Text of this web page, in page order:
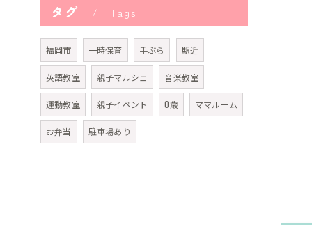
タグ Tags
福岡市 一時保育 手ぶら 駅近
英語教室 親子マルシェ 音楽教室
運動教室 親子イベント 0歳 ママルーム
お弁当 駐車場あり